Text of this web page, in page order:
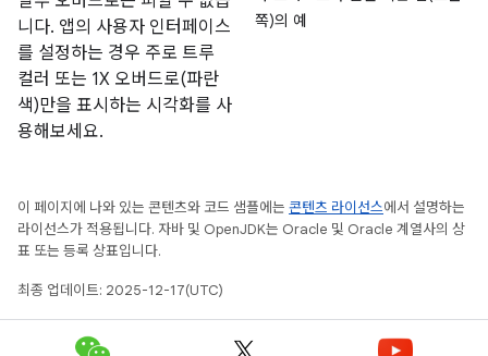
니다. 앱의 사용자 인터페이스
를 설정하는 경우 주로 트루
컬러 또는 1X 오버드로(파란
색)만을 표시하는 시각화를 사
용해보세요.
쪽)의 예
이 페이지에 나와 있는 콘텐츠와 코드 샘플에는 콘텐츠 라이선스에서 설명하는
라이선스가 적용됩니다. 자바 및 OpenJDK는 Oracle 및 Oracle 계열사의 상
표 또는 등록 상표입니다.
최종 업데이트: 2025-12-17(UTC)